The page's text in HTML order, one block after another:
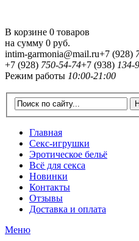
В корзине 0 товаров
на сумму 0 руб.
intim-garmonia@mail.ru+7 (928)
+7 (928) 750-54-74+7 (938) 134-
Режим работы 10:00-21:00
Главная
Секс-игрушки
Эротическое бельё
Всё для секса
Новинки
Контакты
Отзывы
Доставка и оплата
Меню